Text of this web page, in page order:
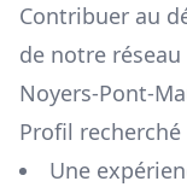
Contribuer au
de notre
Noyers-Pont-
Profil recherché
Une